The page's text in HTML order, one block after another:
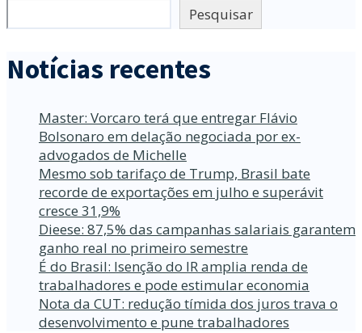
Pesquisar
Notícias recentes
Master: Vorcaro terá que entregar Flávio
Bolsonaro em delação negociada por ex-
advogados de Michelle
Mesmo sob tarifaço de Trump, Brasil bate
recorde de exportações em julho e superávit
cresce 31,9%
Dieese: 87,5% das campanhas salariais garantem
ganho real no primeiro semestre
É do Brasil: Isenção do IR amplia renda de
trabalhadores e pode estimular economia
Nota da CUT: redução tímida dos juros trava o
desenvolvimento e pune trabalhadores